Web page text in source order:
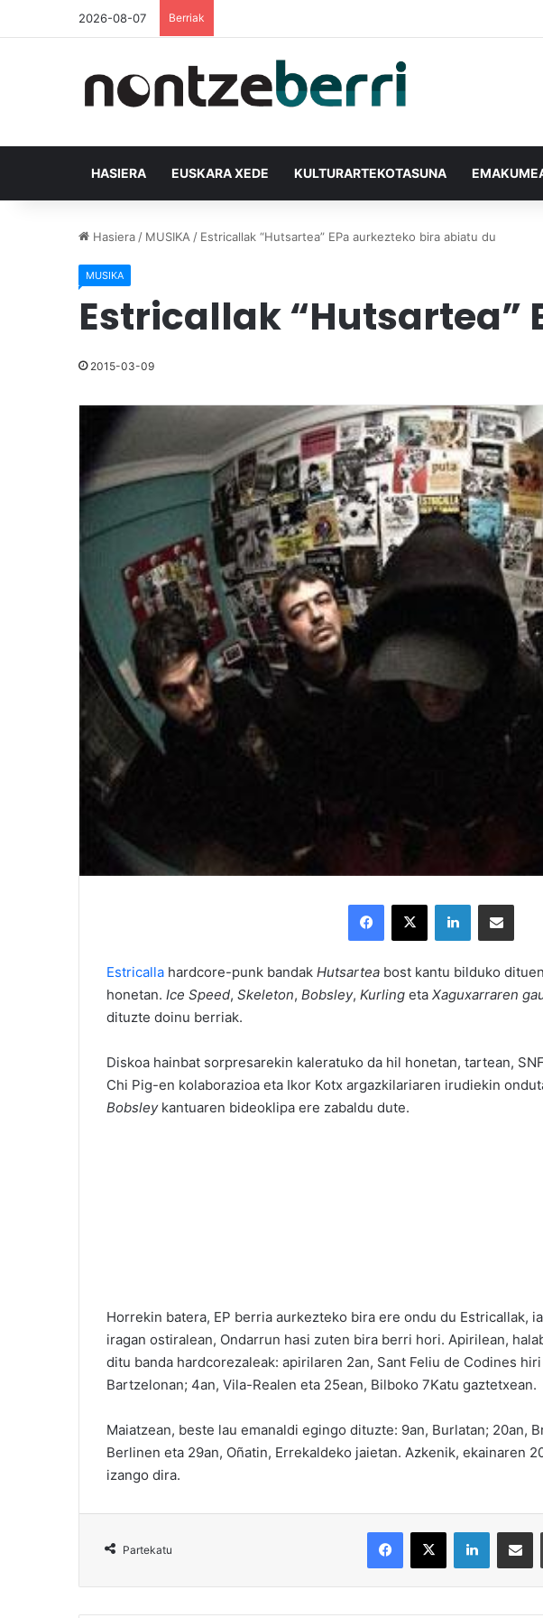
2026-08-07 Berriak
HASIERA EUSKARA XEDE KULTURARTEKOTASUNA
Hasiera / MUSIKA / Estricallak “Hutsartea” EPa aurkezteko bira abiatu du
MUSIKA
Estricallak “Hutsartea”
2015-03-09
Estricalla hardcore-punk bandak Hutsartea bost kantu bilduko
honetan. Ice Speed, Skeleton, Bobsley, Kurling eta Xaguxarraren
dituzte doinu berriak.
Diskoa hainbat sorpresarekin kaleratuko da hil honetan, tartean,
Chi Pig-en kolaborazioa eta Ikor Kotx argazkilariaren irudiekin
Bobsleykantuaren bideoklipa ere zabaldu dute.
Horrekin batera, EP berria aurkezteko bira ere ondu du Estricallak,
iragan ostiralean, Ondarrun hasi zuten bira berri hori. Apirilean,
ditu banda hardcorezaleak: apirilaren 2an, Sant Feliu de Codines
Bartzelonan; 4an, Vila-Realen eta 25ean, Bilboko 7Katu gaztetxean.
Maiatzean, beste lau emanaldi egingo dituzte: 9an, Burlatan; 20an,
Berlinen eta 29an, Oñatin, Errekaldeko jaietan. Azkenik, ekainaren
izango dira.
Partekatu